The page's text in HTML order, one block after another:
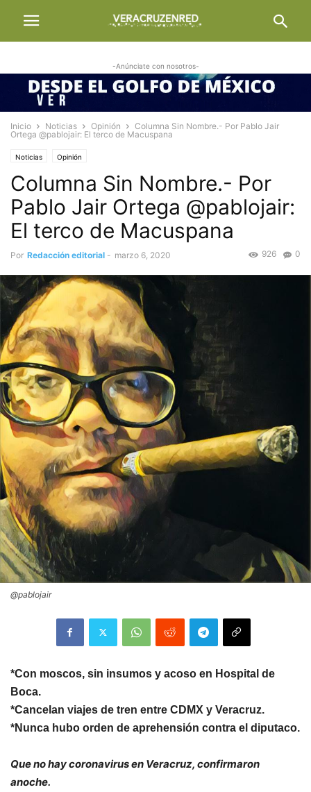
-Anúnciate con nosotros-
Inicio Noticias Opinión
Columna Sin Nombre.- Por Pablo Jair
Ortega @pablojair: El terco de Macuspana
Noticias Opinión
Columna Sin Nombre.- Por
Pablo Jair Ortega @pablojair:
El terco de Macuspana
Por Redacción editorial - marzo 6, 2020 0
926
@pablojair
*Con moscos, sin insumos y acoso en Hospital de
Boca.
*Cancelan viajes de tren entre CDMX y Veracruz.
*Nunca hubo orden de aprehensión contra el diputaco.
Que no hay coronavirus en Veracruz, confirmaron
anoche.